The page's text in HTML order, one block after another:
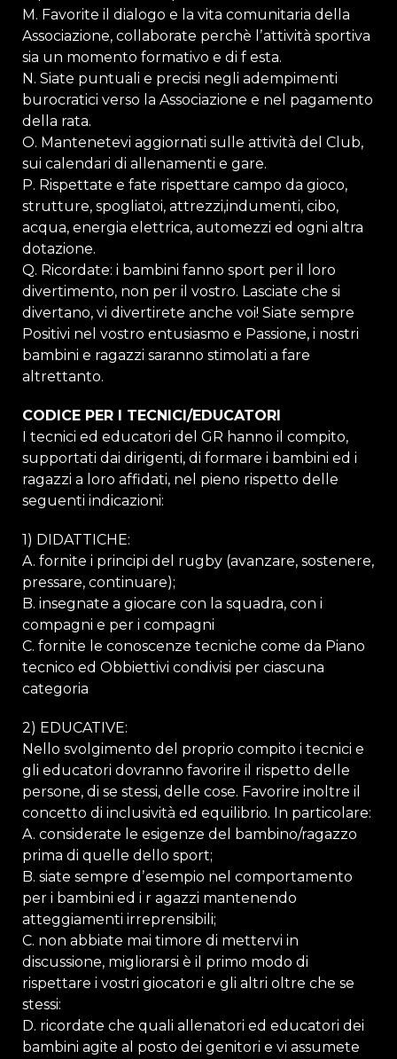
M. Favorite il dialogo e la vita comunitaria della
Associazione, collaborate perchè lʼattività sportiva
sia un momento formativo e di f esta.
N. Siate puntuali e precisi negli adempimenti
burocratici verso la Associazione e nel pagamento
della rata.
O. Mantenetevi aggiornati sulle attività del Club,
sui calendari di allenamenti e gare.
P. Rispettate e fate rispettare campo da gioco,
strutture, spogliatoi, attrezzi,indumenti, cibo,
acqua, energia elettrica, automezzi ed ogni altra
dotazione.
Q. Ricordate: i bambini fanno sport per il loro
divertimento, non per il vostro. Lasciate che si
divertano, vi divertirete anche voi! Siate sempre
Positivi nel vostro entusiasmo e Passione, i nostri
bambini e ragazzi saranno stimolati a fare
altrettanto.
CODICE PER I TECNICI/EDUCATORI
I tecnici ed educatori del GR hanno il compito,
supportati dai dirigenti, di formare i bambini ed i
ragazzi a loro affidati, nel pieno rispetto delle
seguenti indicazioni:
1) DIDATTICHE:
A. fornite i principi del rugby (avanzare, sostenere,
pressare, continuare);
B. insegnate a giocare con la squadra, con i
compagni e per i compagni
C. fornite le conoscenze tecniche come da Piano
tecnico ed Obbiettivi condivisi per ciascuna
categoria
2) EDUCATIVE:
Nello svolgimento del proprio compito i tecnici e
gli educatori dovranno favorire il rispetto delle
persone, di se stessi, delle cose. Favorire inoltre il
concetto di inclusività ed equilibrio. In particolare:
A. considerate le esigenze del bambino/ragazzo
prima di quelle dello sport;
B. siate sempre dʼesempio nel comportamento
per i bambini ed i r agazzi mantenendo
atteggiamenti irreprensibili;
C. non abbiate mai timore di mettervi in
discussione, migliorarsi è il primo modo di
rispettare i vostri giocatori e gli altri oltre che se
stessi:
D. ricordate che quali allenatori ed educatori dei
bambini agite al posto dei genitori e vi assumete